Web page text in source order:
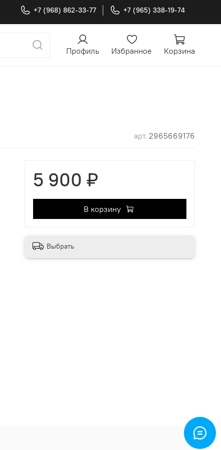
+7 (968) 862-33-77 +7 (965) 338-19-74
Профиль Избранное Корзина
арт. 2965669176
5 900 ₽
В корзину
Выбрать